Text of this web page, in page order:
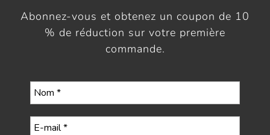
Abonnez-vous et obtenez un coupon de 10
% de réduction sur votre première
commande.